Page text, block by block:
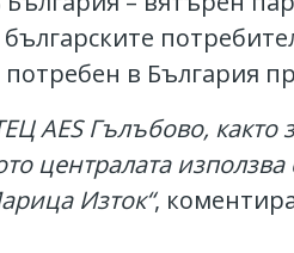
в България
AESГълъбово, както
централата
Изток“,